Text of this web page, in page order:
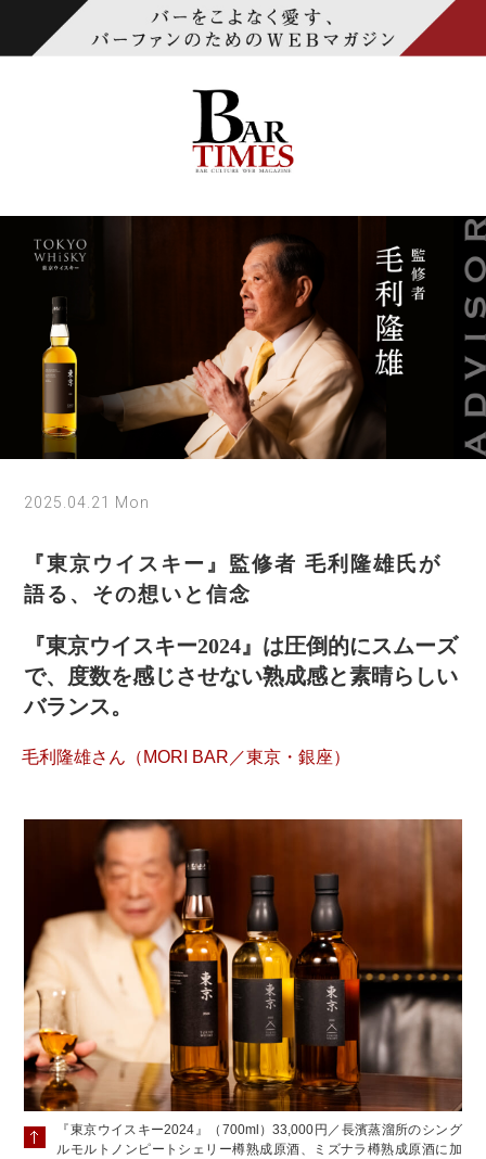
2025.04.21 Mon
『東京ウイスキー』監修者 毛利隆雄氏が
語る、その想いと信念
『東京ウイスキー2024』は圧倒的にスムーズ
で、度数を感じさせない熟成感と素晴らしい
バランス。
毛利隆雄さん（MORI BAR／東京・銀座）
『東京ウイスキー2024』（700ml）33,000円／長濱蒸溜所のシング
ルモルトノンピートシェリー樽熟成原酒、ミズナラ樽熟成原酒に加